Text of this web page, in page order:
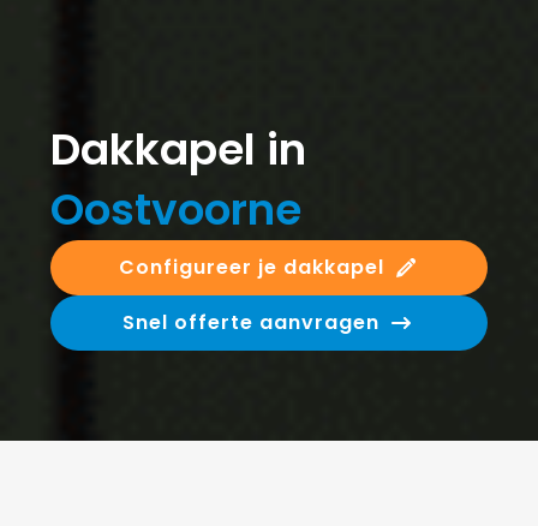
Dakkapel in
Oostvoorne
Configureer je dakkapel
Snel offerte aanvragen